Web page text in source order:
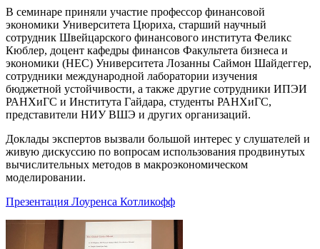
В семинаре приняли участие профессор финансовой
экономики Университета Цюриха, старший научный
сотрудник Швейцарского финансового института Феликс
Кюблер, доцент кафедры финансов Факультета бизнеса и
экономики (HEC) Университета Лозанны Саймон Шайдеггер,
сотрудники международной лаборатории изучения
бюджетной устойчивости, а также другие сотрудники ИПЭИ
РАНХиГС и Института Гайдара, студенты РАНХиГС,
представители НИУ ВШЭ и других организаций.
Доклады экспертов вызвали большой интерес у слушателей и
живую дискуссию по вопросам использования продвинутых
вычислительных методов в макроэкономическом
моделировании.
Презентация Лоуренса Котликофф